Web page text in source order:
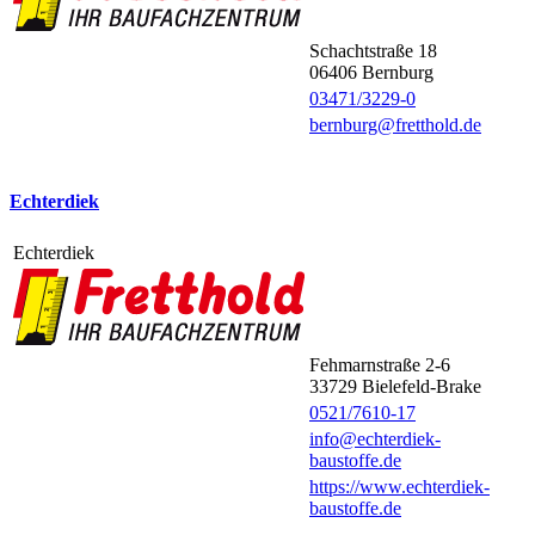
Schachtstraße 18
06406 Bernburg
03471/3229-0
bernburg@fretthold.de
Echterdiek
Echterdiek
Fehmarnstraße 2-6
33729 Bielefeld-Brake
0521/7610-17
info@echterdiek-
baustoffe.de
https://www.echterdiek-
baustoffe.de